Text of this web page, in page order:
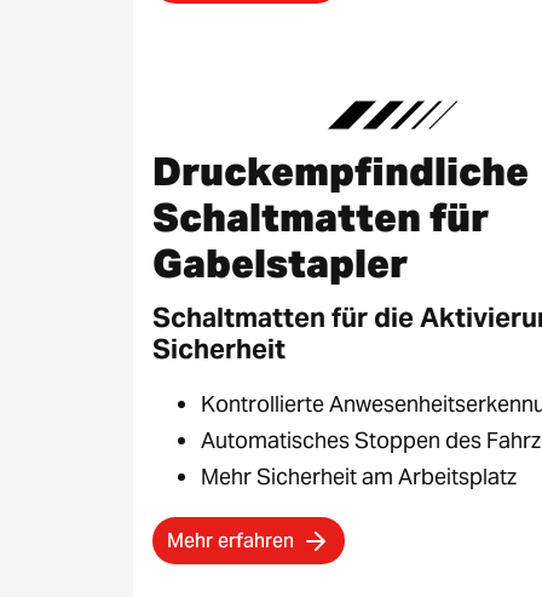
Druckempfindliche
Schaltmatten für
Gabelstapler
Schaltmatten für die
Sicherheit
Kontrollierte
Automatisches Stoppen des
Mehr Sicherheit am Arbeitsplatz
Mehr erfahren